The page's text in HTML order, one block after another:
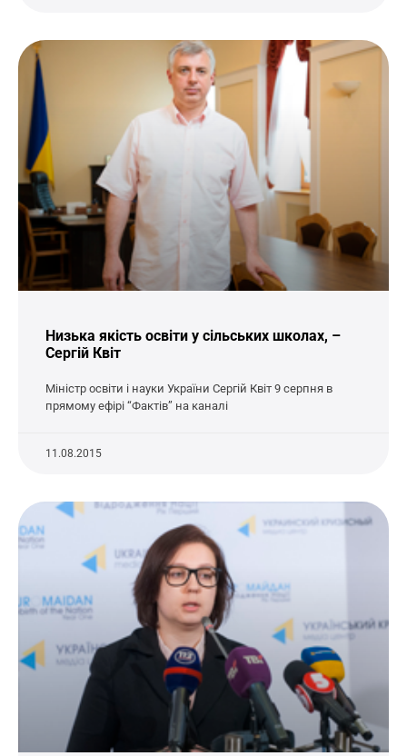
Низька якість освіти у сільських школах, –
Сергій Квіт
Міністр освіти і науки України Сергій Квіт 9 серпня в
прямому ефірі “Фактів” на каналі
11.08.2015